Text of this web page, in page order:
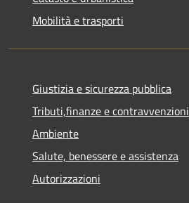
Mobilità e trasporti
Giustizia e sicurezza pubblica
Tributi,finanze e contravvenzioni
Ambiente
Salute, benessere e assistenza
Autorizzazioni